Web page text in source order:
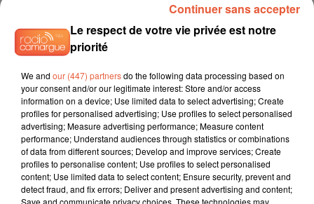
Le respect de votre vie privée est notre
priorité
We and our (447) partnersdo the following data processing based on
your consent and/or our legitimate interest: Store and/or access
information on a device; Use limited data to select advertising; Create
profiles for personalised advertising; Use profiles to select personalised
advertising; Measure advertising performance; Measure content
performance; Understand audiences through statistics or combinations
of data from different sources; Develop and improve services; Create
profiles to personalise content; Use profiles to select personalised
content; Use limited data to select content; Ensure security, prevent and
detect fraud, and fix errors; Deliver and present advertising and content;
Save and communicate privacy choices. These technologies may
Continuer sans accepter